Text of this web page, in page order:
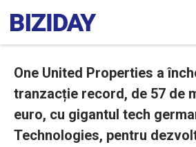
One United Properties a
tranzacție record, de 57 de
euro, cu gigantul tech
Technologies, pentru